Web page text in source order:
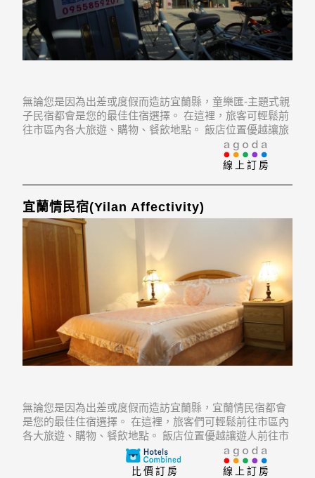
無論您是因為出差或度假而造訪宜蘭縣，童樂匯-主題式親
子民宿都會是您的最佳住宿選擇。 在這裡，旅客可輕鬆前
往市區內各大旅遊、購物、餐飲地點。 飯店位置優越讓旅
線上訂房
宜蘭情民宿(Yilan Affectivity)
無論您是因為出差或度假而造訪宜蘭縣，宜蘭情民宿都會
是您的最佳住宿選擇。 在這裡，旅客們可輕鬆前往市區內
各大旅遊、購物、餐飲地點。 飯店位置優越讓遊人前往市
區內的熱門景點變得方便快捷。
線上訂房
比價訂房